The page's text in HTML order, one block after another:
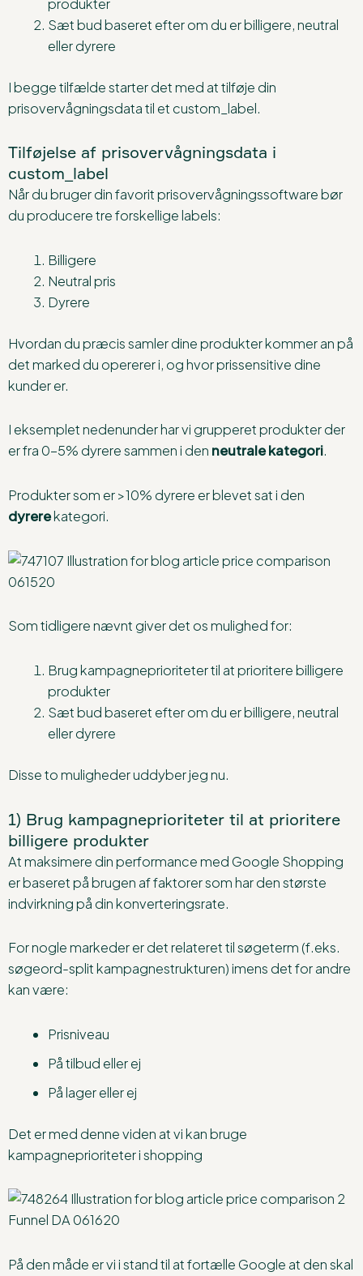
produkter
Sæt bud baseret efter om du er billigere, neutral
eller dyrere
I begge tilfælde starter det med at tilføje din
prisovervågningsdata til et custom_label.
Tilføjelse af prisovervågningsdata i
custom_label
Når du bruger din favorit prisovervågningssoftware bør
du producere tre forskellige labels:
Billigere
Neutral pris
Dyrere
Hvordan du præcis samler dine produkter kommer an på
det marked du opererer i, og hvor prissensitive dine
kunder er.
I eksemplet nedenunder har vi grupperet produkter der
er fra 0-5% dyrere sammen i den neutrale kategori.
Produkter som er >10% dyrere er blevet sat i den
dyrerekategori.
Som tidligere nævnt giver det os mulighed for:
Brug kampagneprioriteter til at prioritere billigere
produkter
Sæt bud baseret efter om du er billigere, neutral
eller dyrere
Disse to muligheder uddyber jeg nu.
1) Brug kampagneprioriteter til at prioritere
billigere produkter
At maksimere din performance med Google Shopping
er baseret på brugen af faktorer som har den største
indvirkning på din konverteringsrate.
For nogle markeder er det relateret til søgeterm (f.eks.
søgeord-split kampagnestrukturen) imens det for andre
kan være:
Prisniveau
På tilbud eller ej
På lager eller ej
Det er med denne viden at vi kan bruge
kampagneprioriteter i shopping
På den måde er vi i stand til at fortælle Google at den skal